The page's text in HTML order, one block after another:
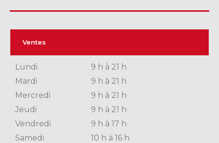
Ventes
Lundi
9 h à 21 h
Mardi
9 h à 21 h
Mercredi
9 h à 21 h
Jeudi
9 h à 21 h
Vendredi
9 h à 17 h
Samedi
10 h à 16 h